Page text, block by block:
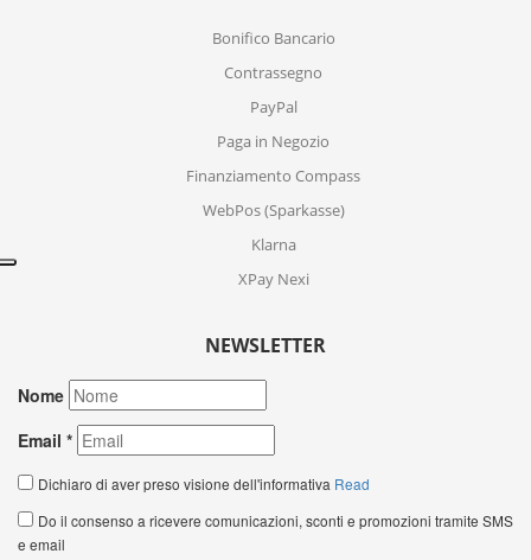
Bonifico Bancario
Contrassegno
PayPal
Paga in Negozio
Finanziamento Compass
WebPos (Sparkasse)
Klarna
XPay Nexi
NEWSLETTER